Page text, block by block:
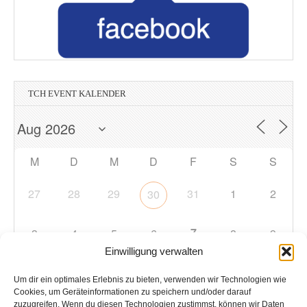
Einwilligung verwalten
Um dir ein optimales Erlebnis zu bieten, verwenden wir Technologien wie
Cookies, um Geräteinformationen zu speichern und/oder darauf
zuzugreifen. Wenn du diesen Technologien zustimmst, können wir Daten
TCH EVENT KALENDER
M D M D F S S
27 28 29 30 31 1 2
3 4 5 6 7 8 9
10 11 12 13 14 15